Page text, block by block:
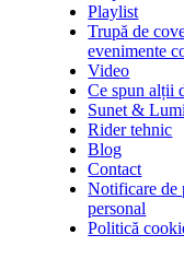
Playlist
Trupă de
evenimente
Video
Ce spun alții
Sunet &
Rider tehnic
Blog
Contact
Notificare de
personal
Politică